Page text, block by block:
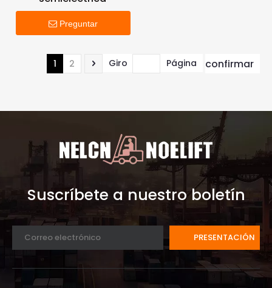
Preguntar
1 2 Giro Página confirmar
Suscríbete a nuestro boletín
PRESENTACIÓN